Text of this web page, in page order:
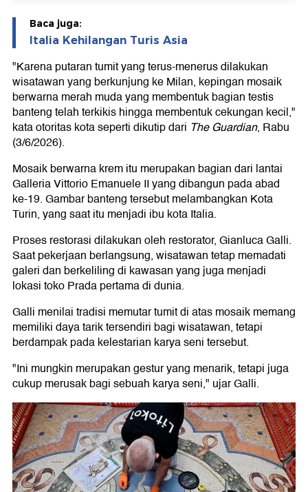
Baca juga:
Italia Kehilangan Turis Asia
"Karena putaran tumit yang terus-menerus dilakukan
wisatawan yang berkunjung ke Milan, kepingan mosaik
berwarna merah muda yang membentuk bagian testis
banteng telah terkikis hingga membentuk cekungan kecil,"
kata otoritas kota seperti dikutip dari The Guardian, Rabu
(3/6/2026).
Mosaik berwarna krem itu merupakan bagian dari lantai
Galleria Vittorio Emanuele II yang dibangun pada abad
ke-19. Gambar banteng tersebut melambangkan Kota
Turin, yang saat itu menjadi ibu kota Italia.
Proses restorasi dilakukan oleh restorator, Gianluca Galli.
Saat pekerjaan berlangsung, wisatawan tetap memadati
galeri dan berkeliling di kawasan yang juga menjadi
lokasi toko Prada pertama di dunia.
Galli menilai tradisi memutar tumit di atas mosaik memang
memiliki daya tarik tersendiri bagi wisatawan, tetapi
berdampak pada kelestarian karya seni tersebut.
"Ini mungkin merupakan gestur yang menarik, tetapi juga
cukup merusak bagi sebuah karya seni," ujar Galli.